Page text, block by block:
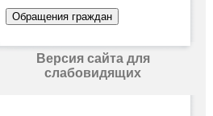
Версия сайта для
слабовидящих